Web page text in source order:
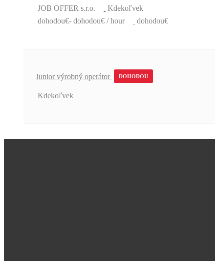
JOB OFFER s.r.o.
Kdekoľvek
dohodou€- dohodou€ / hour
dohodou€
Junior výrobný operátor DOHODOU
Kdekoľvek